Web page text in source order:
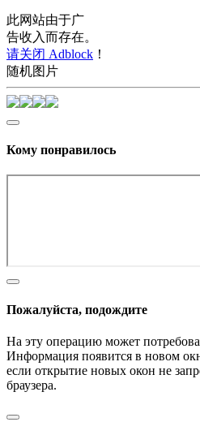
此网站由于广
告收入而存在。
请关闭 Adblock ！
随机图片
Кому понравилось
Пожалуйста, подождите
На эту операцию может
Информация появится в новом
если открытие новых окон не
браузера.